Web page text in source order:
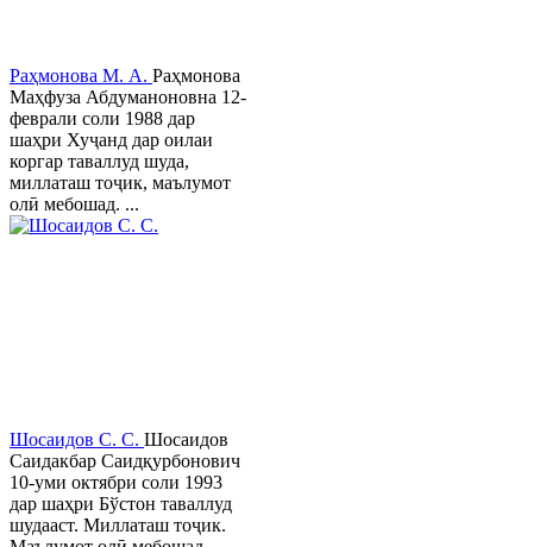
Раҳмонова М. А. Раҳмонова
Маҳфуза Абдуманоновна 12-
феврали соли 1988 дар
шаҳри Хуҷанд дар оилаи
коргар таваллуд шуда,
миллаташ тоҷик, маълумот
олӣ мебошад. ...
Шосаидов С. С. Шосаидов
Саидакбар Саидқурбонович
10-уми октябри соли 1993
дар шаҳри Бўстон таваллуд
шудааст. Миллаташ тоҷик.